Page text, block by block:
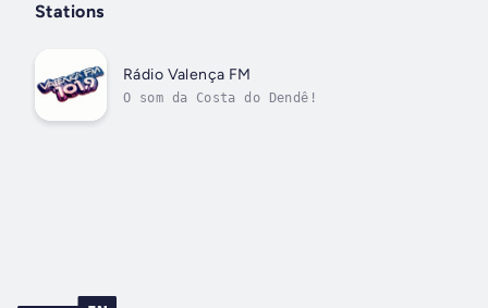
Stations
Rádio Valença FM
O som da Costa do Dendê!